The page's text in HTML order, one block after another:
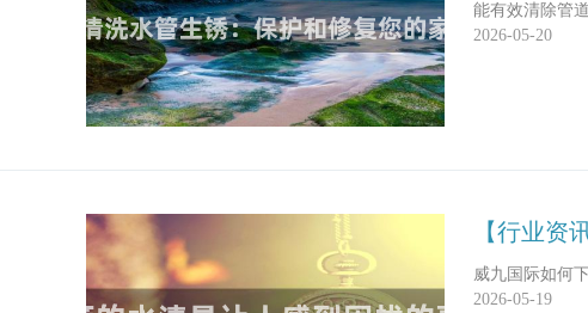
能有效清除管
2026-05-20
【行业资
威九国际如何
2026-05-19